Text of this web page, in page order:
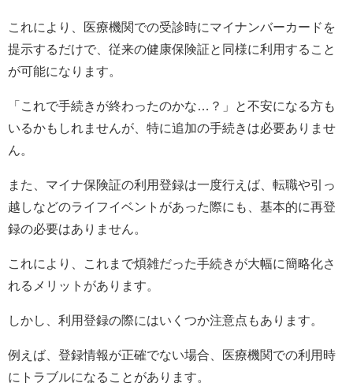
これにより、医療機関での受診時にマイナンバーカードを
提示するだけで、従来の健康保険証と同様に利用すること
が可能になります。
「これで手続きが終わったのかな…？」と不安になる方も
いるかもしれませんが、特に追加の手続きは必要ありませ
ん。
また、マイナ保険証の利用登録は一度行えば、転職や引っ
越しなどのライフイベントがあった際にも、基本的に再登
録の必要はありません。
これにより、これまで煩雑だった手続きが大幅に簡略化さ
れるメリットがあります。
しかし、利用登録の際にはいくつか注意点もあります。
例えば、登録情報が正確でない場合、医療機関での利用時
にトラブルになることがあります。